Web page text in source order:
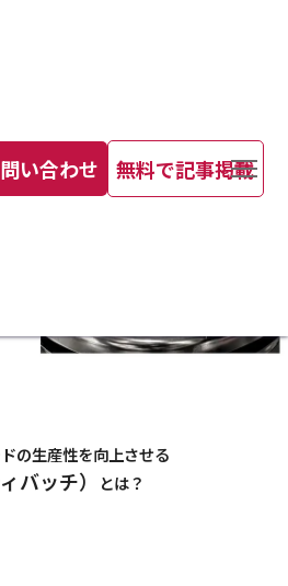
い合わせ 無料で記事掲載
の生産性を向上させる</small><br>Ultibatch™（ア
の生産性を向上させる
ッチ） とは？